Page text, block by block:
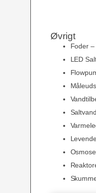
Øvrigt
Foder –
LED